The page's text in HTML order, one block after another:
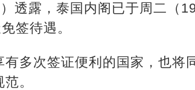
透露，泰国内阁已于周二（
签待遇。
多次签证便利的国家，也将
。